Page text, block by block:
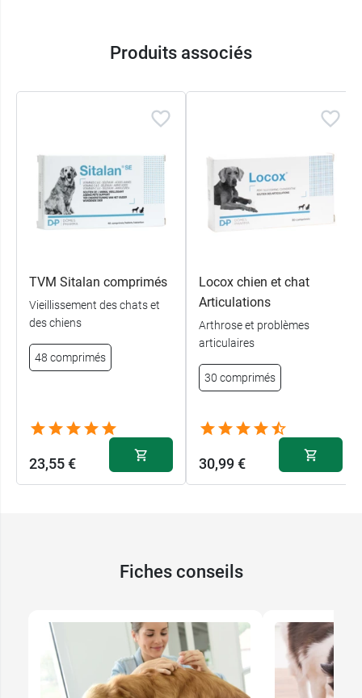
Produits associés
TVM Sitalan comprimés
Vieillissement des chats et
des chiens
48 comprimés
23,55 €
Locox chien et chat
Articulations
Arthrose et problèmes
articulaires
30 comprimés
30,99 €
Fiches conseils